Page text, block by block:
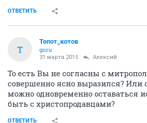
ОТВЕТИТЬ
Т
Топот_котов
guru
31 марта 2015 Алексий
То есть Вы не согласны с
совершенно ясно выразился? Или
можно одновременно оставаться
быть с христопродавцами?
ОТВЕТИТЬ